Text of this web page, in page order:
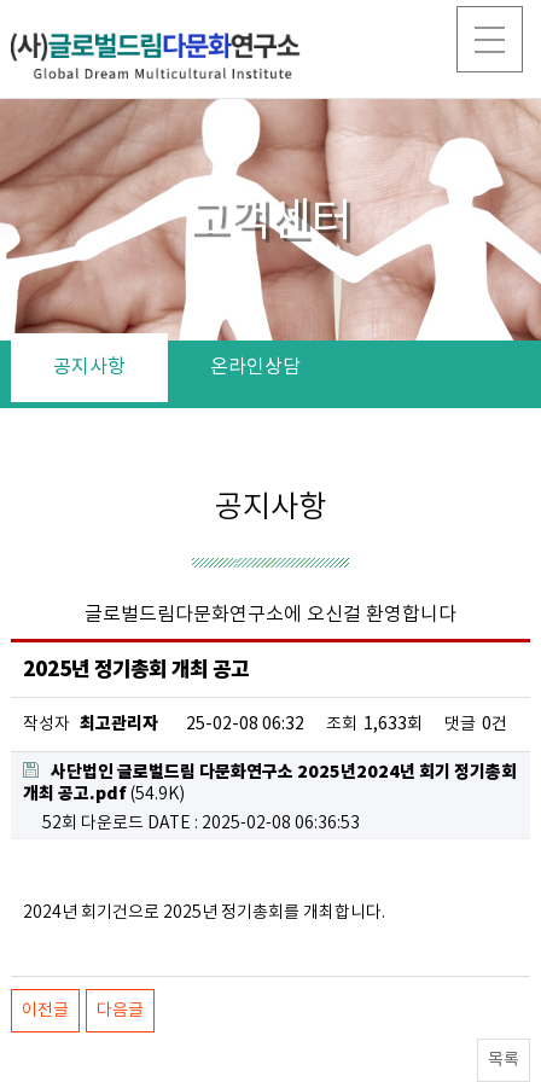
고객센터
공지사항 온라인상담
공지사항
글로벌드림다문화연구소에 오신걸 환영합니다
2025년 정기총회 개최 공고
작성자 최고관리자 25-02-08 06:32 조회 1,633회 댓글 0건
사단법인 글로벌드림 다문화연구소 2025년2024년 회기 정기총회
개최 공고.pdf(54.9K)
52회 다운로드 DATE : 2025-02-08 06:36:53
2024년 회기건으로 2025년 정기총회를 개최합니다.
이전글 다음글
목록